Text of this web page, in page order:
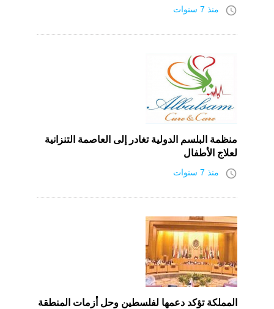
access_time منذ 7 سنوات
منظمة البلسم الدولية تغادر إلى العاصمة التنزانية
لعلاج الأطفال
access_time منذ 7 سنوات
المملكة تؤكد دعمها لفلسطين وحل أزمات المنطقة